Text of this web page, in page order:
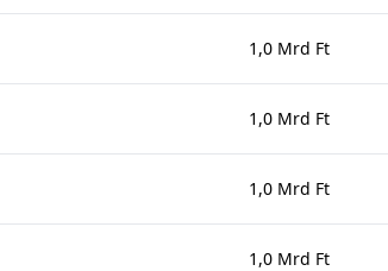
1,0 Mrd Ft
1,0 Mrd Ft
1,0 Mrd Ft
1,0 Mrd Ft